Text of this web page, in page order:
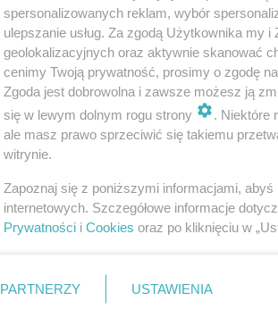
ROZWIŃ
spersonalizowanych reklam, wybór
ulepszanie usług. Za zgodą Użytkownika my
geolokalizacyjnych oraz aktywnie skanować
cenimy Twoją prywatność, prosimy o zgodę
Zgoda jest dobrowolna i zawsze możesz ją
się w lewym dolnym rogu strony
. Niektóre
ale masz prawo sprzeciwić się takiemu
witrynie.
Zapoznaj się z poniższymi informacjami,
internetowych. Szczegółowe informacje
Prywatności i Cookies oraz po kliknięciu w
PARTNERZY USTAWIENIA